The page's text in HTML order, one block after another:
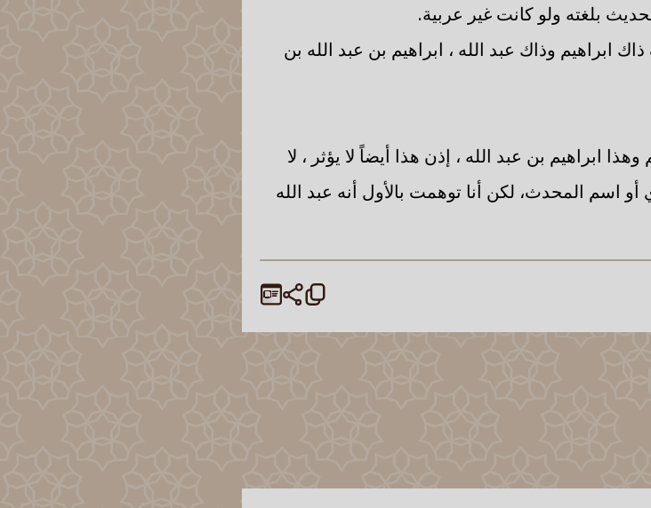
بلغته ولو كانت غير عربية.
ابراهيم وذاك عبد الله ، ابراهيم بن عبد الله بن
ابراهيم بن عبد الله ، إذن هذا أيضاً لا يؤثر ، لا
أو اسم المحدث، لكن أنا توهمت بالأول أنه عبد الله